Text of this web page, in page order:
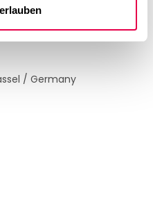
und -textilien. Wir
Restaurants, Hotels und
auf die Sie sich verlassen
/ Germany